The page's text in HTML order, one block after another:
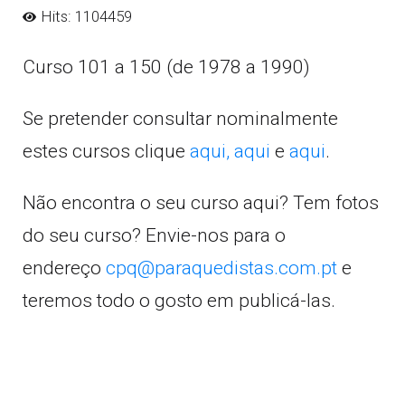
Hits: 1104459
Curso 101 a 150 (de 1978 a 1990)
Se pretender consultar nominalmente
estes cursos clique aqui, aqui e aqui.
Não encontra o seu curso aqui? Tem fotos
do seu curso? Envie-nos para o
endereço cpq@paraquedistas.com.pt e
teremos todo o gosto em publicá-las.